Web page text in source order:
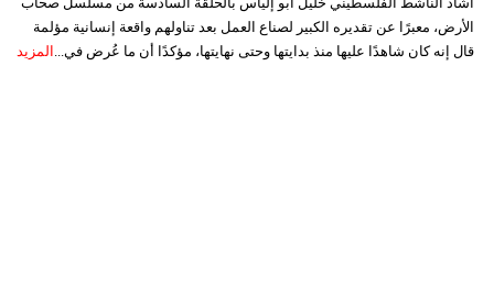
الأرض، معبرًا عن تقديره الكبير لصناع العمل بعد تناولهم واقعة إنسانية مؤلمة
قال إنه كان شاهدًا عليها منذ بدايتها وحتى نهايتها، مؤكدًا أن ما عُرض في... المزيد